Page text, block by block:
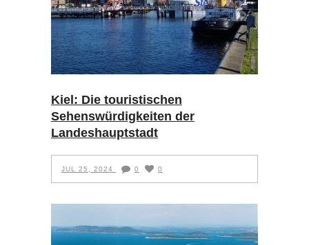
Kiel: Die touristischen
Sehenswürdigkeiten der
Landeshauptstadt
JUL 25, 2024 0 0